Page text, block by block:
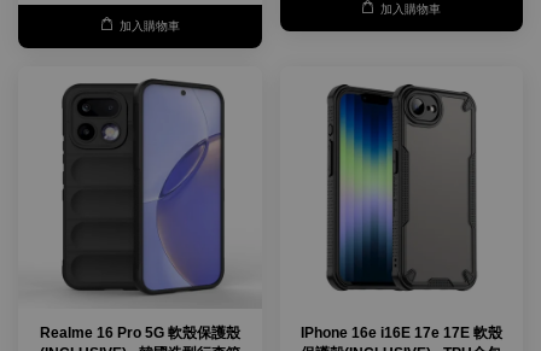
加入購物車
加入購物車
Realme 16 Pro 5G 軟殼保護殼
IPhone 16e i16E 17e 17E 軟殼